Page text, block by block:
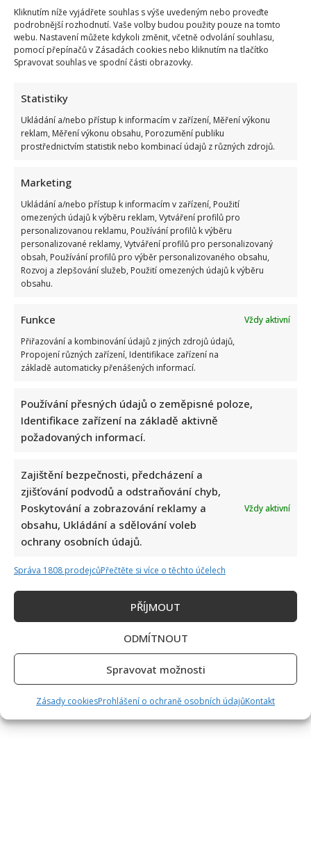
Kliknutím níže vyjádřete souhlas s výše uvedeným nebo proveďte
podrobnější rozhodnutí. Vaše volby budou použity pouze na tomto
webu. Nastavení můžete kdykoli změnit, včetně odvolání souhlasu,
pomocí přepínačů v Zásadách cookies nebo kliknutím na tlačítko
Spravovat souhlas ve spodní části obrazovky.
Statistiky
Ukládání a/nebo přístup k informacím v zařízení, Měření výkonu
reklam, Měření výkonu obsahu, Porozumění publiku
prostřednictvím statistik nebo kombinací údajů z různých zdrojů.
Marketing
Ukládání a/nebo přístup k informacím v zařízení, Použití
omezených údajů k výběru reklam, Vytváření profilů pro
personalizovanou reklamu, Používání profilů k výběru
personalizované reklamy, Vytváření profilů pro personalizovaný
obsah, Používání profilů pro výběr personalizovaného obsahu,
Rozvoj a zlepšování služeb, Použití omezených údajů k výběru
obsahu.
Funkce
Vždy aktivní
Přiřazování a kombinování údajů z jiných zdrojů údajů,
Propojení různých zařízení, Identifikace zařízení na
základě automaticky přenášených informací.
Používání přesných údajů o zeměpisné poloze,
Identifikace zařízení na základě aktivně
požadovaných informací.
Zajištění bezpečnosti, předcházení a
zjišťování podvodů a odstraňování chyb,
Poskytování a zobrazování reklamy a
obsahu, Ukládání a sdělování voleb
ochrany osobních údajů.
Vždy aktivní
Správa 1808 prodejcůPřečtěte si více o těchto účelech
PŘÍJMOUT
ODMÍTNOUT
Spravovat možnosti
Zásady cookiesProhlášení o ochraně osobních údajůKontakt